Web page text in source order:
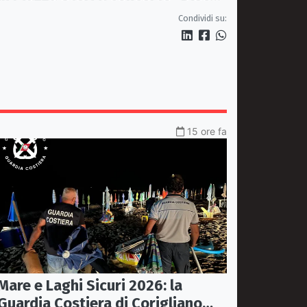
le hit degli anni '70/'80" con
l'Orchestra Sinfonica Brutia
Condividi su:
15 ore fa
e Laghi Sicuri 2026: la